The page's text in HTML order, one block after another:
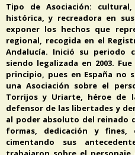
Tipo de Asociación:
histórica, y recreadora en
exponer los hechos que
regional, recogida en el
Andalucía. Inició su periodo
siendo legalizada en 2003.
principio, pues en España no
una Asociación sobre el
Torrijos y Uriarte, héroe de
defensor de las libertades y
al poder absoluto del reinado
formas, dedicación y fines,
cimentando sus